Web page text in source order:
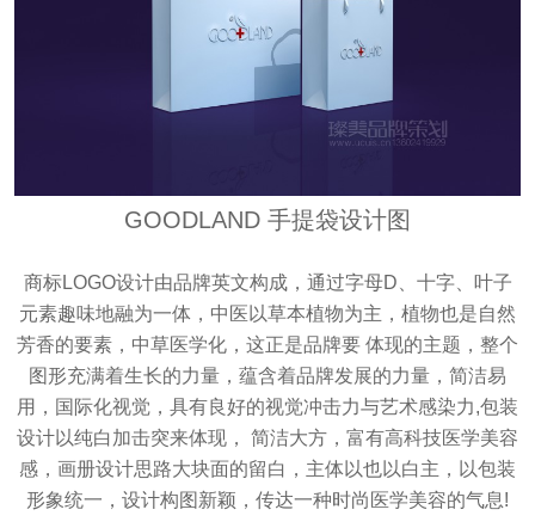
GOODLAND 手提袋设计图
商标LOGO设计由品牌英文构成，通过字母D、十字、叶子
元素趣味地融为一体，中医以草本植物为主，植物也是自然
芳香的要素，中草医学化，这正是品牌要 体现的主题，整个
图形充满着生长的力量，蕴含着品牌发展的力量，简洁易
用，国际化视觉，具有良好的视觉冲击力与艺术感染力,包装
设计以纯白加击突来体现， 简洁大方，富有高科技医学美容
感，画册设计思路大块面的留白，主体以也以白主，以包装
形象统一，设计构图新颖，传达一种时尚医学美容的气息!